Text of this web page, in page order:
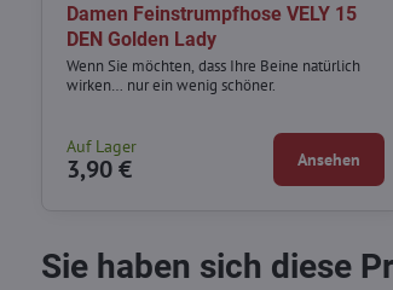
Damen Feinstrumpfhose VELY 15
DEN Golden Lady
Wenn Sie möchten, dass Ihre Beine natürlich
wirken… nur ein wenig schöner.
Auf Lager
3,90 € Ansehen
Sie haben sich diese